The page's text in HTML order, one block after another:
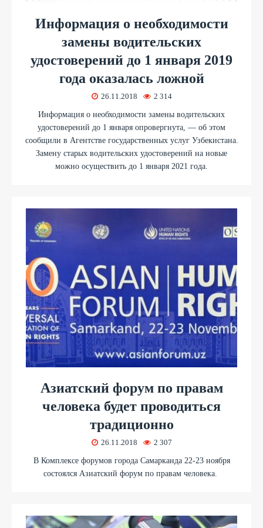
Информация о необходимости
замены водительских
удостоверений до 1 января 2019
года оказалась ложной
26.11.2018 2 314
Информация о необходимости замены водительских
удостоверений до 1 января опровергнута, — об этом
сообщили в Агентстве государственных услуг Узбекистана.
Замену старых водительских удостоверений на новые
можно осуществить до 1 января 2021 года.
Азиатский форум по правам
человека будет проводиться
традиционно
26.11.2018 2 307
В Комплексе форумов города Самарканда 22-23 ноября
состоялся Азиатский форум по правам человека.